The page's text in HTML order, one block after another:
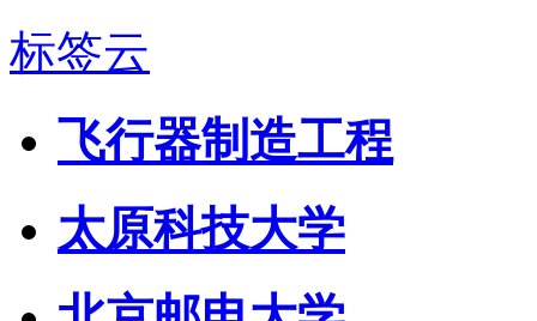
标签云
飞行器制造工程
太原科技大学